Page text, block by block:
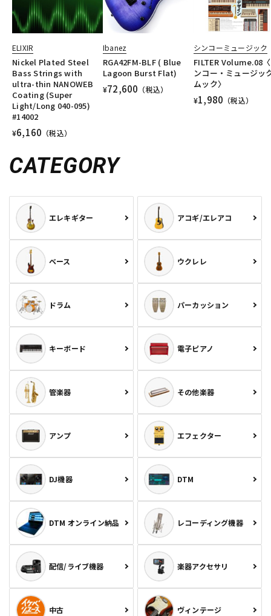
ELIXIR
Nickel Plated Steel
Bass Strings with
ultra-thin NANOWEB
Coating (Super
Light/Long 040-095)
#14002
¥6,160 （税込）
Ibanez
RGA42FM-BLF ( Blue
Lagoon Burst Flat)
¥72,600 （税込）
シンコーミュージック
FILTER Volume.08
ンコー・ミュージッ
ムック〉
¥1,980 （税込）
CATEGORY
エレキギター アコギ/エレアコ
ベース ウクレレ
ドラム パーカッション
キーボード 電子ピアノ
管楽器 その他楽器
アンプ エフェクター
DJ機器 DTM
DTM オンライン納品 レコーディング機器
配信/ライブ機器 楽器アクセサリ
中古 ヴィンテージ